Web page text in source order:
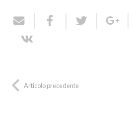
Articolo precedente